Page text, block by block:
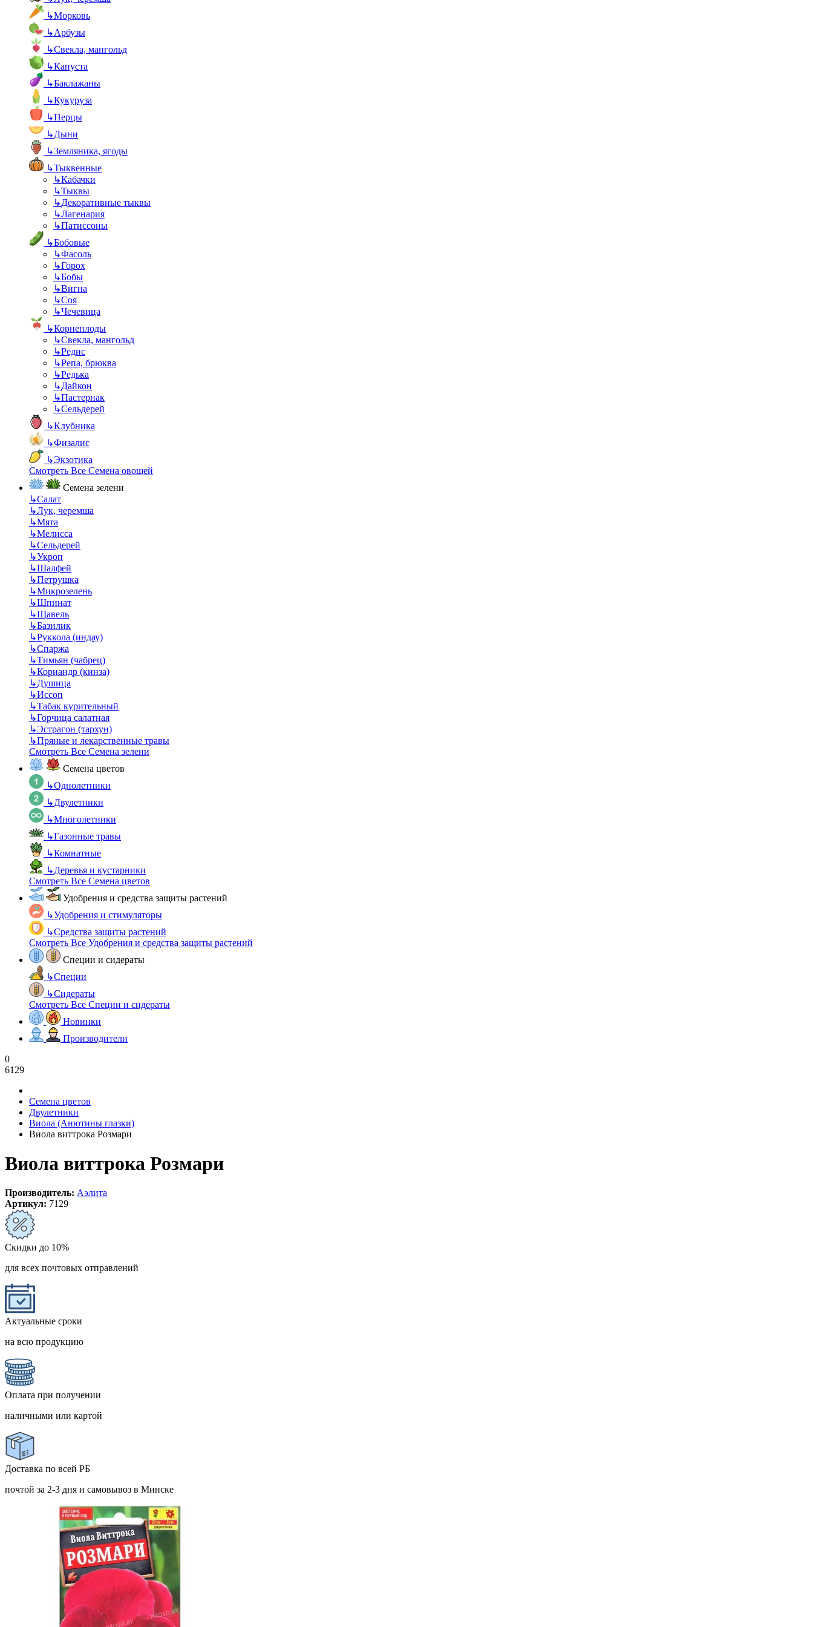
↳Морковь
↳Арбузы
↳Свекла, мангольд
↳Капуста
↳Баклажаны
↳Кукуруза
↳Перцы
↳Дыни
↳Земляника, ягоды
↳Тыквенные
↳Кабачки
↳Тыквы
↳Декоративные тыквы
↳Лагенария
↳Патиссоны
↳Бобовые
↳Фасоль
↳Горох
↳Бобы
↳Вигна
↳Соя
↳Чечевица
↳Корнеплоды
↳Свекла, мангольд
↳Редис
↳Репа, брюква
↳Редька
↳Дайкон
↳Пастернак
↳Сельдерей
↳Клубника
↳Физалис
↳Экзотика
Смотреть Все Семена овощей
Семена зелени
↳Салат
↳Лук, черемша
↳Мята
↳Мелисса
↳Сельдерей
↳Укроп
↳Шалфей
↳Петрушка
↳Микрозелень
↳Шпинат
↳Щавель
↳Базилик
↳Руккола (индау)
↳Спаржа
↳Тимьян (чабрец)
↳Кориандр (кинза)
↳Душица
↳Иссоп
↳Табак курительный
↳Горчица салатная
↳Эстрагон (тархун)
↳Пряные и лекарственные травы
Смотреть Все Семена зелени
Семена цветов
↳Однолетники
↳Двулетники
↳Многолетники
↳Газонные травы
↳Комнатные
↳Деревья и кустарники
Смотреть Все Семена цветов
Удобрения и средства защиты растений
↳Удобрения и стимуляторы
↳Средства защиты растений
Смотреть Все Удобрения и средства защиты растений
Специи и сидераты
↳Специи
↳Сидераты
Смотреть Все Специи и сидераты
Новинки
Производители
0
6129
Семена цветов
Двулетники
Виола (Анютины глазки)
Виола виттрока Розмари
Виола виттрока Розмари
Производитель: Аэлита
Артикул: 7129
Скидки до 10%
для всех почтовых отправлений
Актуальные сроки
на всю продукцию
Оплата при получении
наличными или картой
Доставка по всей РБ
почтой за 2-3 дня и самовывоз в Минске